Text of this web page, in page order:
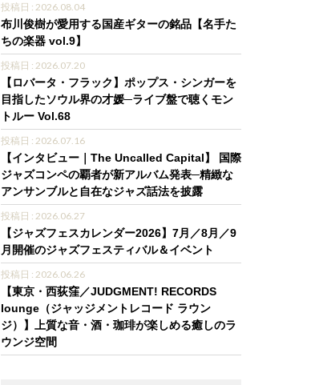
投稿日 : 2026.08.04
布川俊樹が愛用する国産ギターの銘品【名手た
ちの楽器 vol.9】
投稿日 : 2026.07.20
【ロバータ・フラック】ポップス・シンガーを
目指したソウル界の才媛─ライブ盤で聴くモン
トルー Vol.68
投稿日 : 2026.07.16
【インタビュー｜The Uncalled Capital】 国際
ジャズコンペの覇者が新アルバム発表─精緻な
アンサンブルと自在なジャズ話法を披露
投稿日 : 2026.06.27
【ジャズフェスカレンダー2026】7月／8月／9
月開催のジャズフェスティバル＆イベント
投稿日 : 2026.06.26
【東京・西荻窪／JUDGMENT! RECORDS
lounge（ジャッジメントレコード ラウン
ジ）】上質な音・酒・珈琲が楽しめる癒しのラ
ウンジ空間